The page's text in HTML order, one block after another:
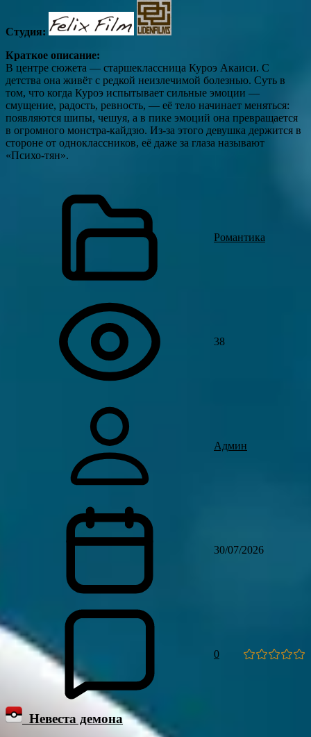
Студия:
Краткое описание:
В центре сюжета — старшеклассница Куроэ Акаиси. С
детства она живёт с редкой неизлечимой болезнью. Суть в
том, что когда Куроэ испытывает сильные эмоции —
смущение, радость, ревность, — её тело начинает меняться:
появляются шипы, чешуя, а в пике эмоций она превращается
в огромного монстра-кайдзю. Из-за этого девушка держится в
стороне от одноклассников, её даже за глаза называют
«Психо-тян».
Романтика
38
Админ
30/07/2026
0
Невеста демона